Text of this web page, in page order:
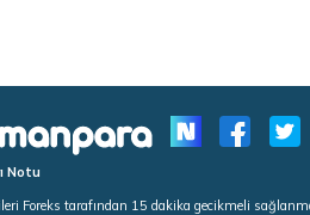
Notu
Foreks tarafından 15 dakika gecikmeli